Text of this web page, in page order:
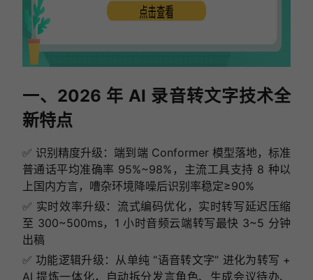
一、2026 年 AI 录音转文字技术全
新特点
✅ 识别精度升级：端到端 Conformer 模型落地，标准
普通话平均准确率 95%~98%，主流工具支持 8 种以
上国内方言，嘈杂环境降噪后识别率稳定≥90%
✅ 实时效率升级：流式编码优化，实时转写延迟压缩
至 300~500ms，1 小时音频云端转写最快 3~5 分钟
出稿
✅ 功能逻辑升级：从单纯 “语音转文字” 进化为转写 +
AI 提炼一体化，自动拆分发言角色、生成会议待办、